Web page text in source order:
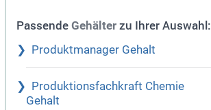
Passende Gehälter zu Ihrer Auswahl:
Produktmanager Gehalt
Produktionsfachkraft Chemie
Gehalt